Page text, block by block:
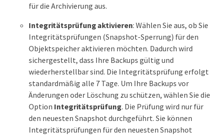
für die Archivierung aus.
Integritätsprüfung aktivieren: Wählen Sie aus, ob Sie
Integritätsprüfungen (Snapshot-Sperrung) für den
Objektspeicher aktivieren möchten. Dadurch wird
sichergestellt, dass Ihre Backups gültig und
wiederherstellbar sind. Die Integritätsprüfung erfolgt
standardmäßig alle 7 Tage. Um Ihre Backups vor
Änderungen oder Löschung zu schützen, wählen Sie die
Option Integritätsprüfung. Die Prüfung wird nur für
den neuesten Snapshot durchgeführt. Sie können
Integritätsprüfungen für den neuesten Snapshot